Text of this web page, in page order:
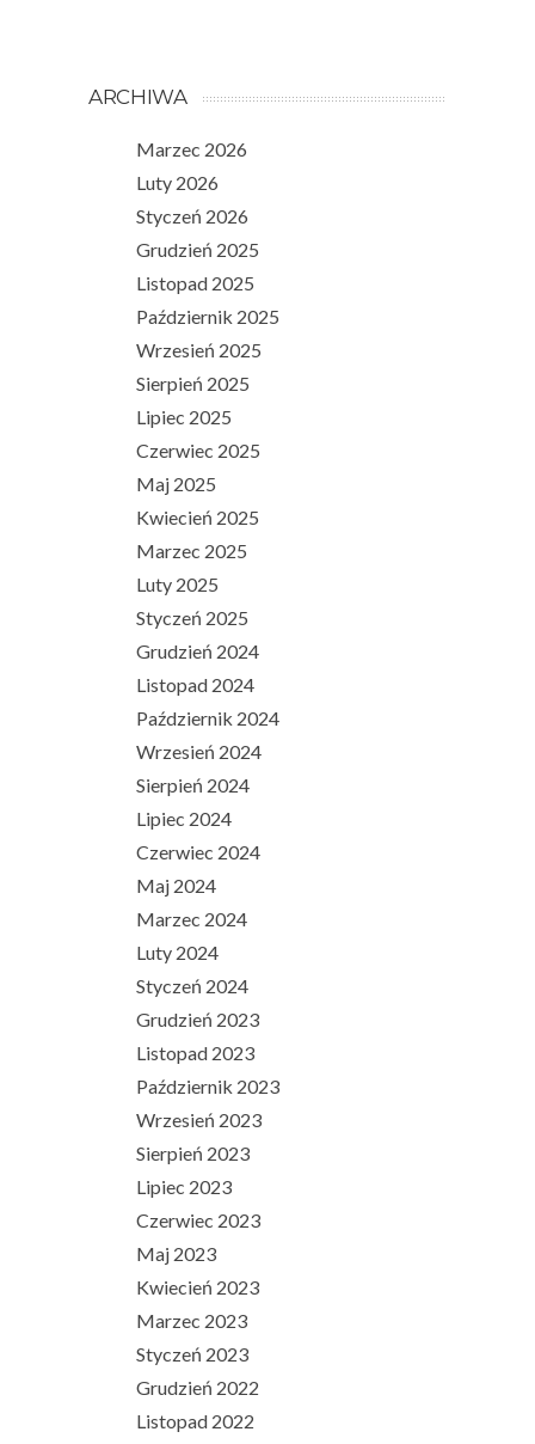
ARCHIWA
Marzec 2026
Luty 2026
Styczeń 2026
Grudzień 2025
Listopad 2025
Październik 2025
Wrzesień 2025
Sierpień 2025
Lipiec 2025
Czerwiec 2025
Maj 2025
Kwiecień 2025
Marzec 2025
Luty 2025
Styczeń 2025
Grudzień 2024
Listopad 2024
Październik 2024
Wrzesień 2024
Sierpień 2024
Lipiec 2024
Czerwiec 2024
Maj 2024
Marzec 2024
Luty 2024
Styczeń 2024
Grudzień 2023
Listopad 2023
Październik 2023
Wrzesień 2023
Sierpień 2023
Lipiec 2023
Czerwiec 2023
Maj 2023
Kwiecień 2023
Marzec 2023
Styczeń 2023
Grudzień 2022
Listopad 2022